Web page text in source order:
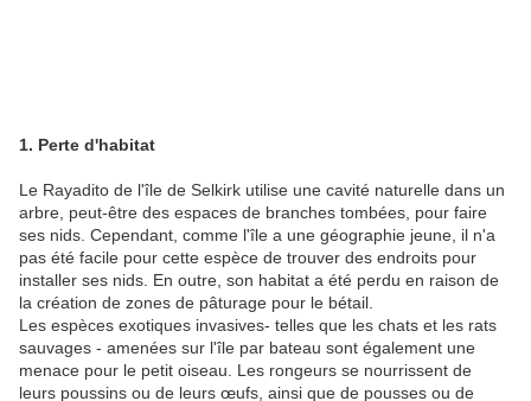
1. Perte d'habitat
Le Rayadito de l'île de Selkirk utilise une cavité naturelle dans un
arbre, peut-être des espaces de branches tombées, pour faire
ses nids. Cependant, comme l'île a une géographie jeune, il n'a
pas été facile pour cette espèce de trouver des endroits pour
installer ses nids. En outre, son habitat a été perdu en raison de
la création de zones de pâturage pour le bétail.
Les espèces exotiques invasives- telles que les chats et les rats
sauvages - amenées sur l'île par bateau sont également une
menace pour le petit oiseau. Les rongeurs se nourrissent de
leurs poussins ou de leurs œufs, ainsi que de pousses ou de